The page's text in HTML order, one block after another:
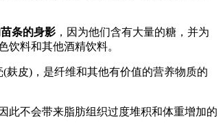
条的身影 ，因为他们含有大量的糖，并为
料和其他酒精饮料。
皮)，是纤维和其他有价值的营养物质的
此不会带来脂肪组织过度堆积和体重增加的